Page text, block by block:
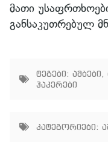
მათი
განსაკუთრებულ
ტეგები: ამბები,
ჰაკერები
კატეგორიები: